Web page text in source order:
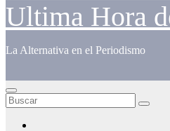
Ultima Hora
La Alternativa en el Periodismo